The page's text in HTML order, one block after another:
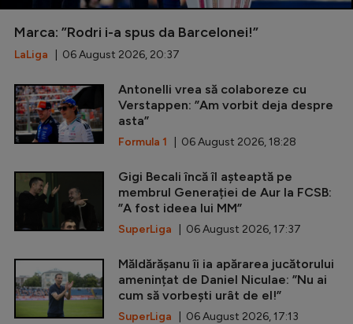
Marca: ”Rodri i-a spus da Barcelonei!”
LaLiga | 06 August 2026, 20:37
Antonelli vrea să colaboreze cu
Verstappen: ”Am vorbit deja despre
asta”
Formula 1 | 06 August 2026, 18:28
Gigi Becali încă îl așteaptă pe
membrul Generației de Aur la FCSB:
”A fost ideea lui MM”
SuperLiga | 06 August 2026, 17:37
Măldărășanu îi ia apărarea jucătorului
amenințat de Daniel Niculae: ”Nu ai
cum să vorbești urât de el!”
SuperLiga | 06 August 2026, 17:13